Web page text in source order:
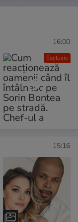
Exclusiv
16:00
15:16